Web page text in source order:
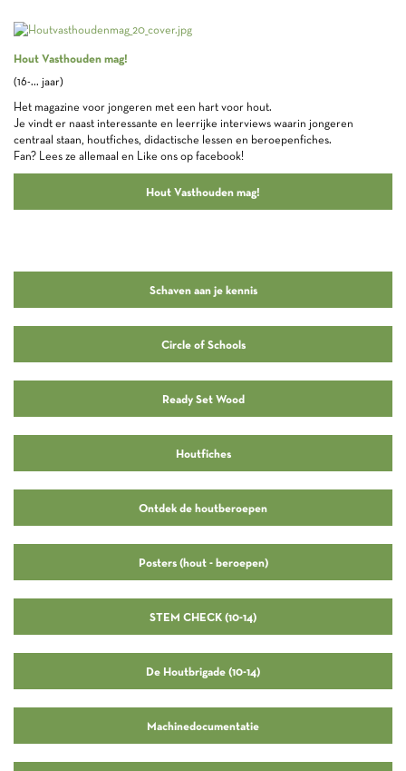
Hout Vasthouden mag!
(16-... jaar)
Het magazine voor jongeren met een hart voor hout.
Je vindt er naast interessante en leerrijke interviews waarin jongeren
centraal staan, houtfiches, didactische lessen en beroepenfiches.
Fan? Lees ze allemaal en Like ons op facebook!
Hout Vasthouden mag!
Schaven aan je kennis
Circle of Schools
Ready Set Wood
Houtfiches
Ontdek de houtberoepen
Posters (hout - beroepen)
STEM CHECK (10-14)
De Houtbrigade (10-14)
Machinedocumentatie